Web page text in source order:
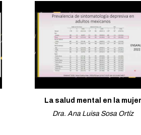
La salud mental en la mujer
Dra. Ana Luisa Sosa Ortíz